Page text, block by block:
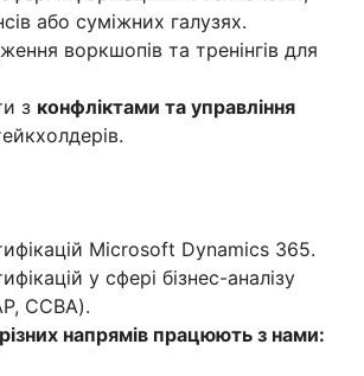
або суміжних галузях.
воркшопів та тренінгів для
з конфліктами та управління
Microsoft Dynamics 365.
у сфері бізнес-аналізу
CCBA).
напрямів працюють з нами: